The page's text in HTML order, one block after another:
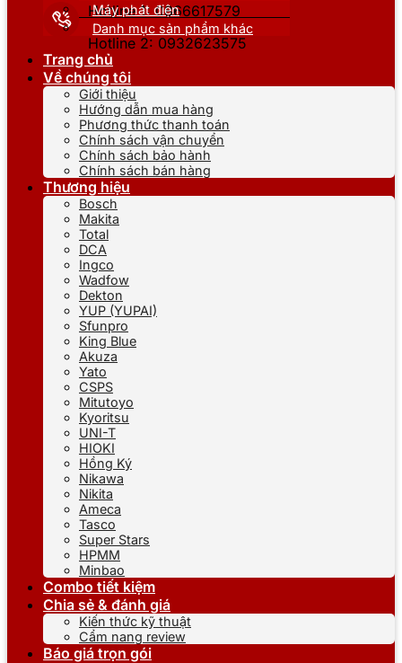
Hotline 1: 0866617579
Hotline 2: 0932623575
Máy phát điện
Danh mục sản phẩm khác
Trang chủ
Về chúng tôi
Giới thiệu
Hướng dẫn mua hàng
Phương thức thanh toán
Chính sách vận chuyển
Chính sách bảo hành
Chính sách bán hàng
Thương hiệu
Bosch
Makita
Total
DCA
Ingco
Wadfow
Dekton
YUP (YUPAI)
Sfunpro
King Blue
Akuza
Yato
CSPS
Mitutoyo
Kyoritsu
UNI-T
HIOKI
Hồng Ký
Nikawa
Nikita
Ameca
Tasco
Super Stars
HPMM
Minbao
Combo tiết kiệm
Chia sẻ & đánh giá
Kiến thức kỹ thuật
Cẩm nang review
Báo giá trọn gói